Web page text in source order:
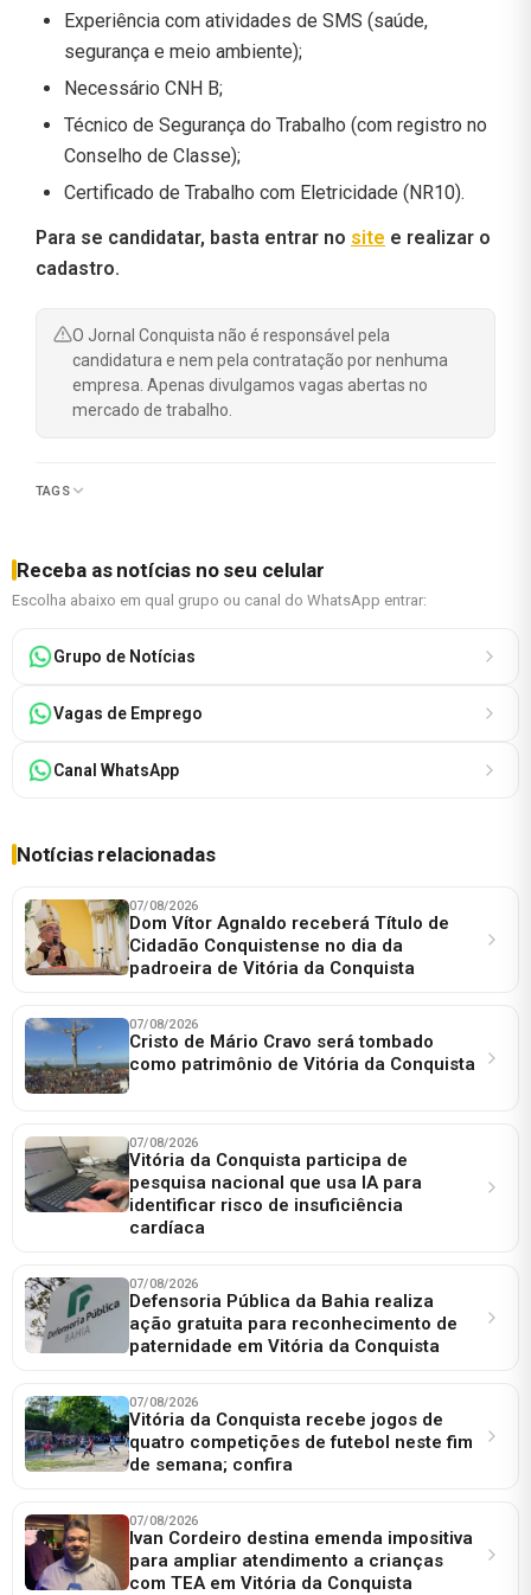
Experiência com atividades de SMS (saúde,
segurança e meio ambiente);
Necessário CNH B;
Técnico de Segurança do Trabalho (com registro no
Conselho de Classe);
Certificado de Trabalho com Eletricidade (NR10).
Para se candidatar, basta entrar no site e realizar o
cadastro.
O Jornal Conquista não é responsável pela
candidatura e nem pela contratação por nenhuma
empresa. Apenas divulgamos vagas abertas no
mercado de trabalho.
TAGS
Receba as notícias no seu celular
Escolha abaixo em qual grupo ou canal do WhatsApp entrar:
Grupo de Notícias
Vagas de Emprego
Canal WhatsApp
Notícias relacionadas
07/08/2026
Dom Vítor Agnaldo receberá Título de
Cidadão Conquistense no dia da
padroeira de Vitória da Conquista
07/08/2026
Cristo de Mário Cravo será tombado
como patrimônio de Vitória da Conquista
07/08/2026
Vitória da Conquista participa de
pesquisa nacional que usa IA para
identificar risco de insuficiência
cardíaca
07/08/2026
Defensoria Pública da Bahia realiza
ação gratuita para reconhecimento de
paternidade em Vitória da Conquista
07/08/2026
Vitória da Conquista recebe jogos de
quatro competições de futebol neste fim
de semana; confira
07/08/2026
Ivan Cordeiro destina emenda impositiva
para ampliar atendimento a crianças
com TEA em Vitória da Conquista